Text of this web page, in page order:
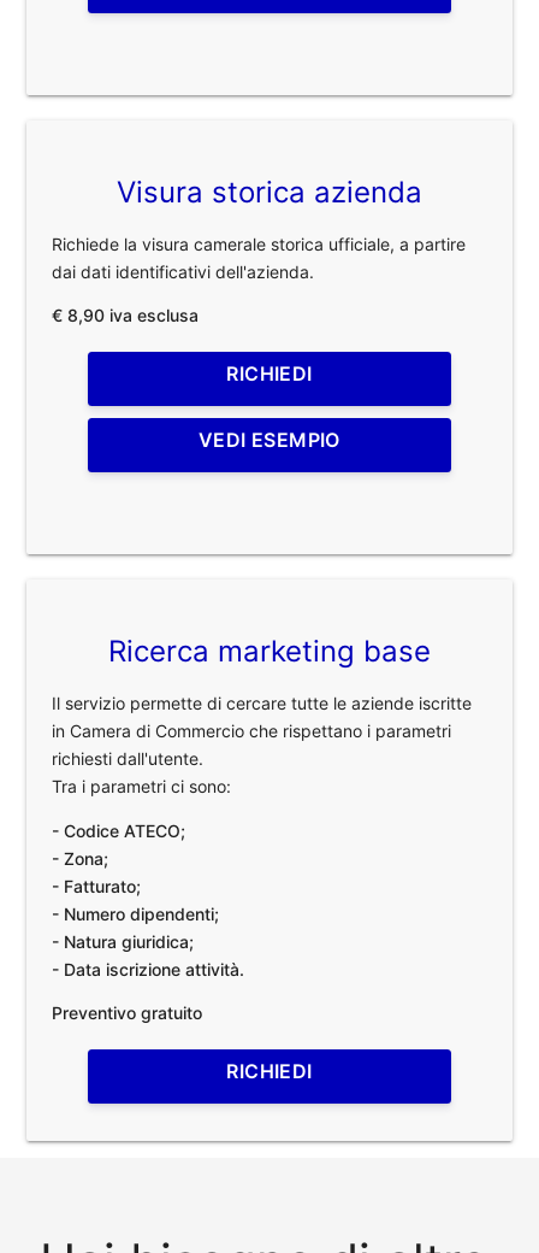
Visura storica azienda
Richiede la visura camerale storica ufficiale, a partire
dai dati identificativi dell'azienda.
€ 8,90 iva esclusa
RICHIEDI
VEDI ESEMPIO
Ricerca marketing base
Il servizio permette di cercare tutte le aziende iscritte
in Camera di Commercio che rispettano i parametri
richiesti dall'utente.
Tra i parametri ci sono:
- Codice ATECO;
- Zona;
- Fatturato;
- Numero dipendenti;
- Natura giuridica;
- Data iscrizione attività.
Preventivo gratuito
RICHIEDI